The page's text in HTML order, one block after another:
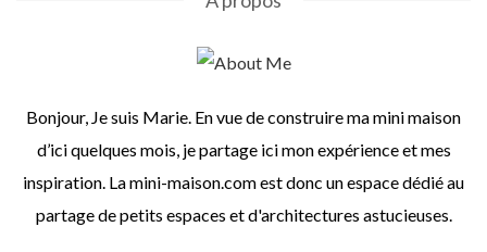
Bonjour, Je suis Marie. En vue de construire ma mini maison
d’ici quelques mois, je partage ici mon expérience et mes
inspiration. La mini-maison.com est donc un espace dédié au
partage de petits espaces et d'architectures astucieuses.